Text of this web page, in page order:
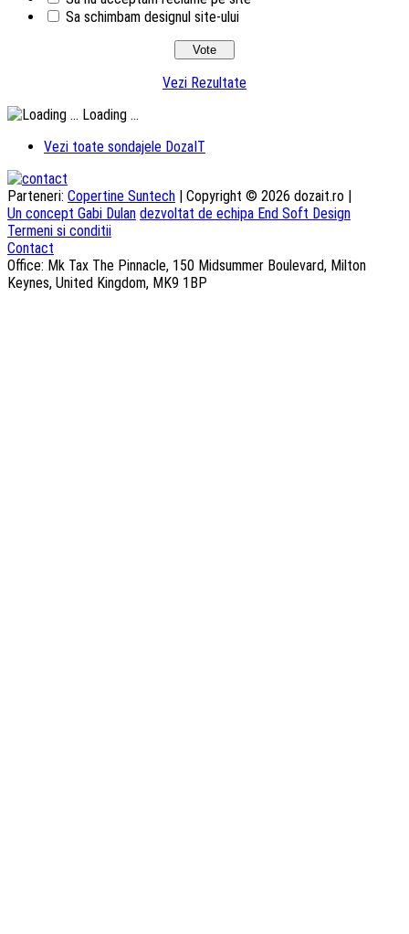
Sa schimbam designul site-ului
Vezi Rezultate
Loading ...
Vezi toate sondajele DozaIT
Parteneri: Copertine Suntech | Copyright © 2026 dozait.ro |
Un concept Gabi Dulan dezvoltat de echipa End Soft Design
Termeni si conditii
Contact
Office: Mk Tax The Pinnacle, 150 Midsummer Boulevard, Milton
Keynes, United Kingdom, MK9 1BP